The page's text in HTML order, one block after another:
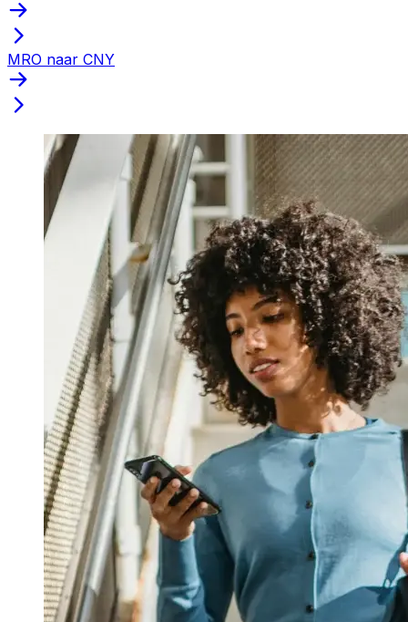
MRO naar CNY